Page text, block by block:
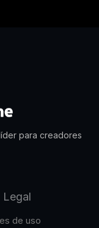
para creadores
Legal
de uso